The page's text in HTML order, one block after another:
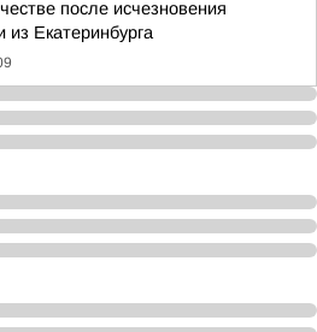
после исчезновения
из Екатеринбурга